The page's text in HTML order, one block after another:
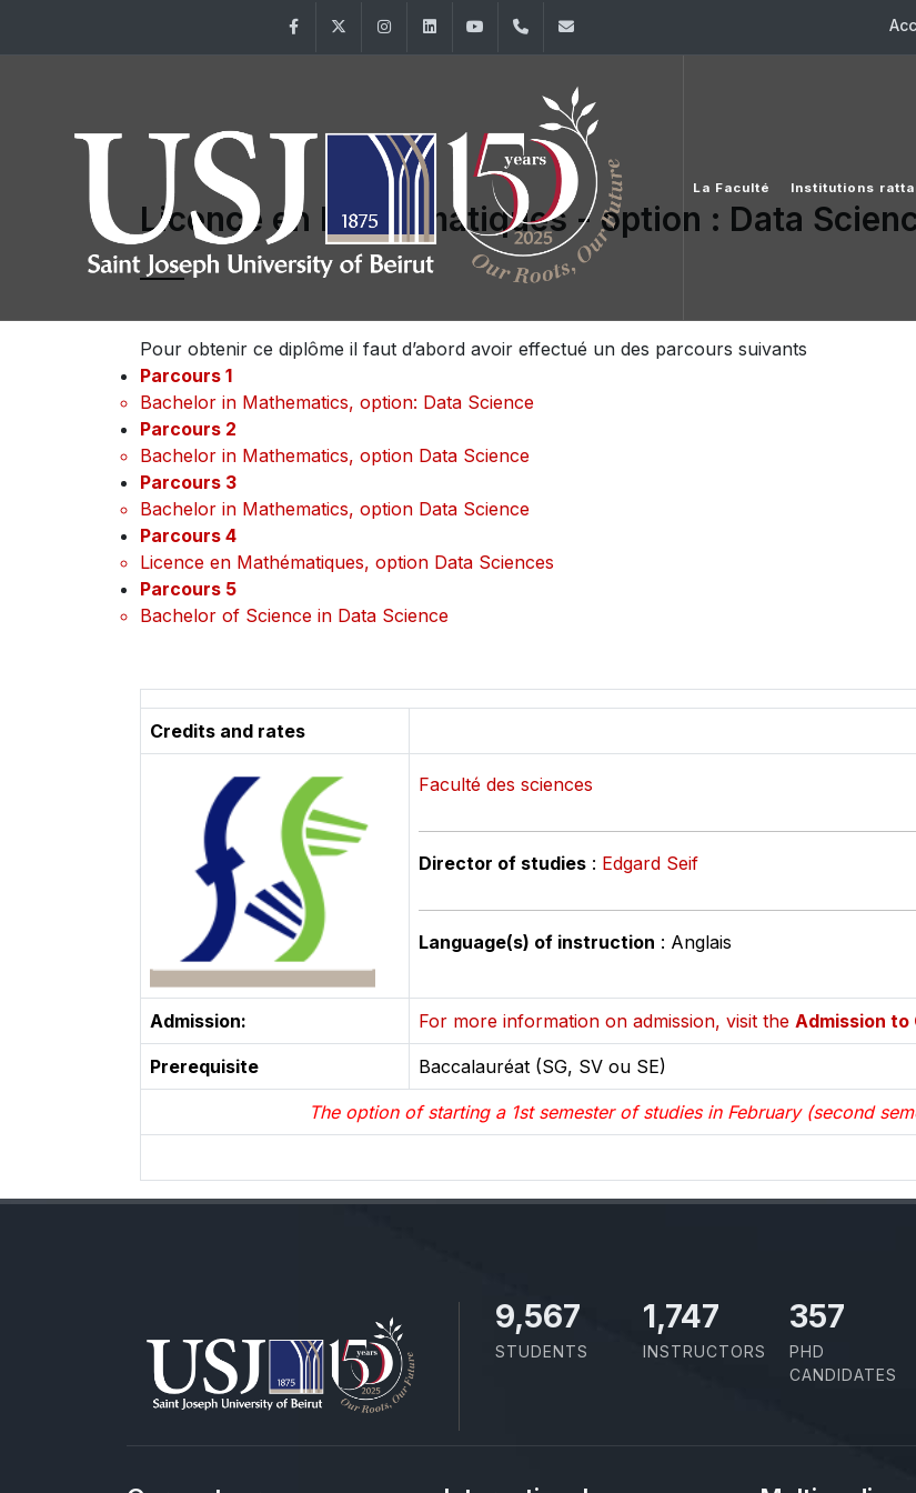
FacebookTwitter InstagramLinkedInYouTube+961 (1) 421 368
La Faculté Institutions
Licence en Mathématiques - option : Data
Pour obtenir ce diplôme il faut d’abord avoir effectué un des parcours suivants
Parcours 1
Bachelor in Mathematics, option: Data Science
Parcours 2
Bachelor in Mathematics, option Data Science
Parcours 3
Bachelor in Mathematics, option Data Science
Parcours 4
Licence en Mathématiques, option Data Sciences
Parcours 5
Bachelor of Science in Data Science
Credits and rates
Faculté des sciences
Director of studies : Edgard Seif
Language(s) of instruction : Anglais
Admission: For more information on admission, visit the Admission to
Prerequisite Baccalauréat (SG, SV ou SE)
The option of starting a 1st semester of studies in February (second
10,801
STUDENTS
1,973
INSTRUCTORS
403
PHD
CANDIDATES